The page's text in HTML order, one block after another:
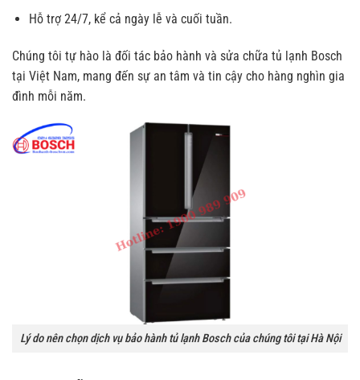
Hỗ trợ 24/7, kể cả ngày lễ và cuối tuần.
Chúng tôi tự hào là đối tác bảo hành và sửa chữa tủ lạnh Bosch
tại Việt Nam, mang đến sự an tâm và tin cậy cho hàng nghìn gia
đình mỗi năm.
Lý do nên chọn dịch vụ bảo hành tủ lạnh Bosch của chúng tôi tại Hà Nội